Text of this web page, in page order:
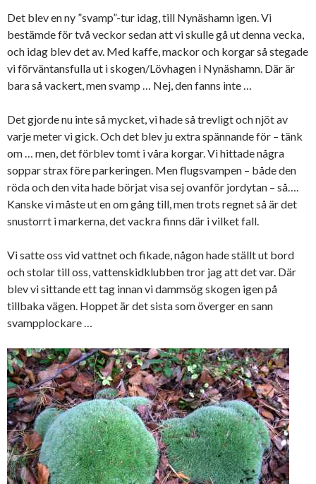
Det blev en ny ”svamp”-tur idag, till Nynäshamn igen. Vi
bestämde för två veckor sedan att vi skulle gå ut denna vecka,
och idag blev det av. Med kaffe, mackor och korgar så stegade
vi förväntansfulla ut i skogen/Lövhagen i Nynäshamn. Där är
bara så vackert, men svamp … Nej, den fanns inte …
Det gjorde nu inte så mycket, vi hade så trevligt och njöt av
varje meter vi gick. Och det blev ju extra spännande för – tänk
om … men, det förblev tomt i våra korgar. Vi hittade några
soppar strax före parkeringen. Men flugsvampen – både den
röda och den vita hade börjat visa sej ovanför jordytan – så….
Kanske vi måste ut en om gång till, men trots regnet så är det
snustorrt i markerna, det vackra finns där i vilket fall.
Vi satte oss vid vattnet och fikade, någon hade ställt ut bord
och stolar till oss, vattenskidklubben tror jag att det var. Där
blev vi sittande ett tag innan vi dammsög skogen igen på
tillbaka vägen. Hoppet är det sista som överger en sann
svampplockare …